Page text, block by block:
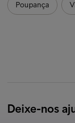
Poupança
Deixe-nos